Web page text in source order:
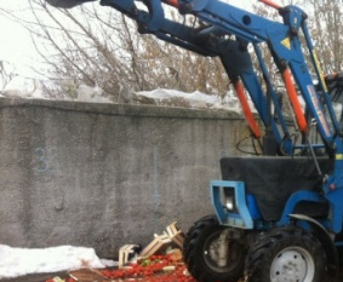
Перейти к основному содержанию